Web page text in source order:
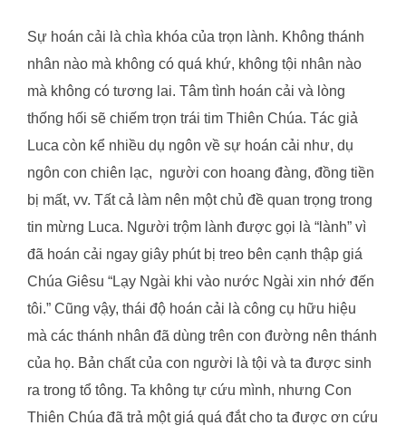
Sự hoán cải là chìa khóa của trọn lành. Không thánh
nhân nào mà không có quá khứ, không tội nhân nào
mà không có tương lai. Tâm tình hoán cải và lòng
thống hối sẽ chiếm trọn trái tim Thiên Chúa. Tác giả
Luca còn kể nhiều dụ ngôn về sự hoán cải như, dụ
ngôn con chiên lạc, người con hoang đàng, đồng tiền
bị mất, vv. Tất cả làm nên một chủ đề quan trọng trong
tin mừng Luca. Người trộm lành được gọi là “lành” vì
đã hoán cải ngay giây phút bị treo bên cạnh thập giá
Chúa Giêsu “Lạy Ngài khi vào nước Ngài xin nhớ đến
tôi.” Cũng vậy, thái độ hoán cải là công cụ hữu hiệu
mà các thánh nhân đã dùng trên con đường nên thánh
của họ. Bản chất của con người là tội và ta được sinh
ra trong tổ tông. Ta không tự cứu mình, nhưng Con
Thiên Chúa đã trả một giá quá đắt cho ta được ơn cứu